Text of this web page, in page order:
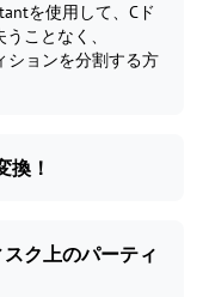
を使用して、Cド
ことなく、
ションを分割する方
換！
ク上のパーティ